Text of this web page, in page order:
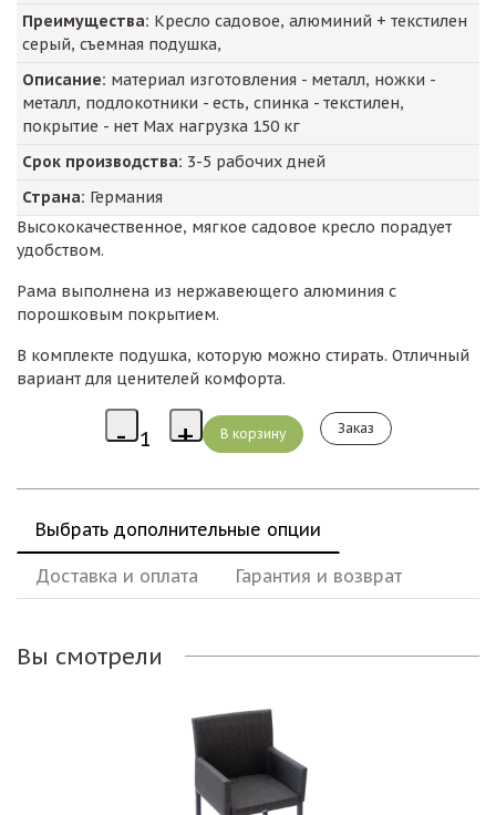
Преимущества: Кресло садовое, алюминий + текстилен
серый, съемная подушка,
Описание: материал изготовления - металл, ножки -
металл, подлокотники - есть, спинка - текстилен,
покрытие - нет Max нагрузка 150 кг
Срок производства: 3-5 рабочих дней
Страна: Германия
Высококачественное, мягкое садовое кресло порадует
удобством.
Рама выполнена из нержавеющего алюминия с
порошковым покрытием.
В комплекте подушка, которую можно стирать. Отличный
вариант для ценителей комфорта.
Заказ
Выбрать дополнительные опции
Доставка и оплата Гарантия и возврат
Вы смотрели